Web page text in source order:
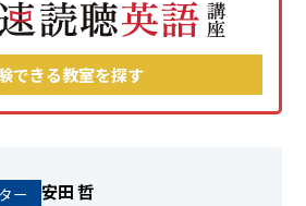
できる教室を探す
ー 安田 哲